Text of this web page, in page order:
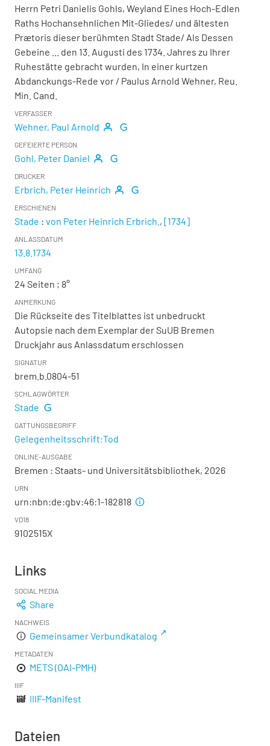
Herrn Petri Danielis Gohls, Weyland Eines Hoch-Edlen
Raths Hochansehnlichen Mit-Gliedes/ und ältesten
Prætoris dieser berühmten Stadt Stade/ Als Dessen
Gebeine ... den 13. Augusti des 1734. Jahres zu Ihrer
Ruhestätte gebracht wurden, In einer kurtzen
Abdanckungs-Rede vor / Paulus Arnold Wehner, Reu.
Min. Cand.
VERFASSER
Wehner, Paul Arnold
GEFEIERTE PERSON
Gohl, Peter Daniel
DRUCKER
Erbrich, Peter Heinrich
ERSCHIENEN
Stade : von Peter Heinrich Erbrich. , [1734]
ANLASSDATUM
13.8.1734
UMFANG
24 Seiten ; 8°
ANMERKUNG
Die Rückseite des Titelblattes ist unbedruckt
Autopsie nach dem Exemplar der SuUB Bremen
Druckjahr aus Anlassdatum erschlossen
SIGNATUR
brem.b.0804-51
SCHLAGWÖRTER
Stade
GATTUNGSBEGRIFF
Gelegenheitsschrift:Tod
ONLINE-AUSGABE
Bremen : Staats- und Universitätsbibliothek, 2026
URN
urn:nbn:de:gbv:46:1-182818
VD18
9102515X
Links
SOCIAL MEDIA
Share
NACHWEIS
Gemeinsamer Verbundkatalog
METADATEN
METS (OAI-PMH)
IIIF
IIIF-Manifest
Dateien